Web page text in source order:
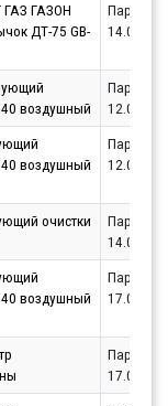
ГАЗ ГАЗОН
ДТ-75 GB-
Партнёр
воздушный
Партнёр
воздушный
Партнёр
очистки
Партнёр
воздушный
Партнёр
Партнёр